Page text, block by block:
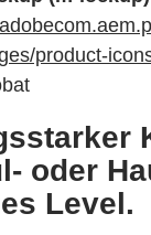
product-
oder
Level.